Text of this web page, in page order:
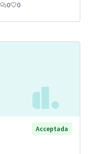
0 0
Acceptada